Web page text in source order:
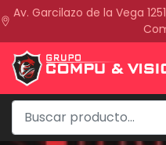
Av. Garcilazo de la Vega